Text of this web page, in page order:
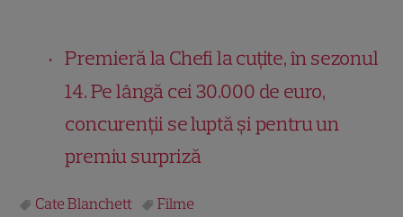
Premieră la Chefi la cuțite, în sezonul
14. Pe lângă cei 30.000 de euro,
concurenții se luptă și pentru un
premiu surpriză
Cate Blanchett Filme